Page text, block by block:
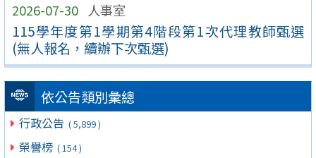
2026-07-30 人事室
115學年度第1學期第4階段第1次代理教師甄選
(無人報名，續辦下次甄選)
依公告類別彙總
行政公告 ( 5,899 )
榮譽榜 ( 154 )